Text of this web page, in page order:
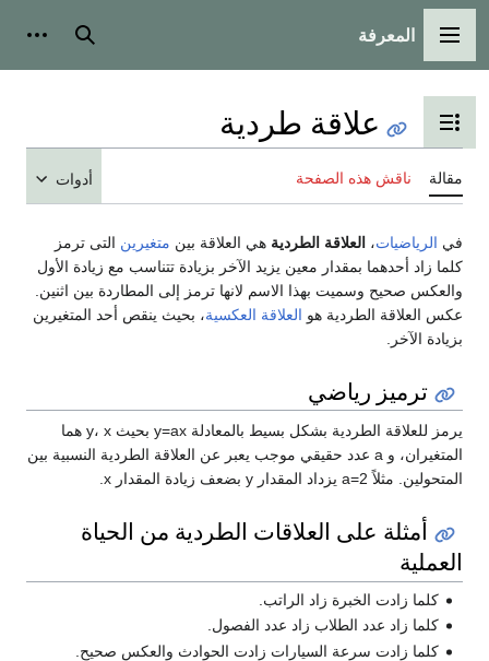
القائمة الرئيسية
المعرفة بحث
تبديل عرض جدول المحتويات
علاقة طردية
مقالة ناقش هذه الصفحة أدوات
في الرياضيات، العلاقة الطردية هي العلاقة بين متغيرين التى ترمز
كلما زاد أحدهما بمقدار معين يزيد الآخر بزيادة تتناسب مع زيادة الأول
والعكس صحيح وسميت بهذا الاسم لانها ترمز إلى المطاردة بين اثنين.
عكس العلاقة الطردية هو العلاقة العكسية، بحيث ينقص أحد المتغيرين
بزيادة الآخر.
ترميز رياضي
يرمز للعلاقة الطردية بشكل بسيط بالمعادلة y=ax بحيث y، x هما
المتغيران، و a عدد حقيقي موجب يعبر عن العلاقة الطردية النسبية بين
المتحولين. مثلاً a=2 يزداد المقدار y بضعف زيادة المقدار x.
أمثلة على العلاقات الطردية من الحياة
العملية
كلما زادت الخبرة زاد الراتب.
كلما زاد عدد الطلاب زاد عدد الفصول.
كلما زادت سرعة السيارات زادت الحوادث والعكس صحيح.